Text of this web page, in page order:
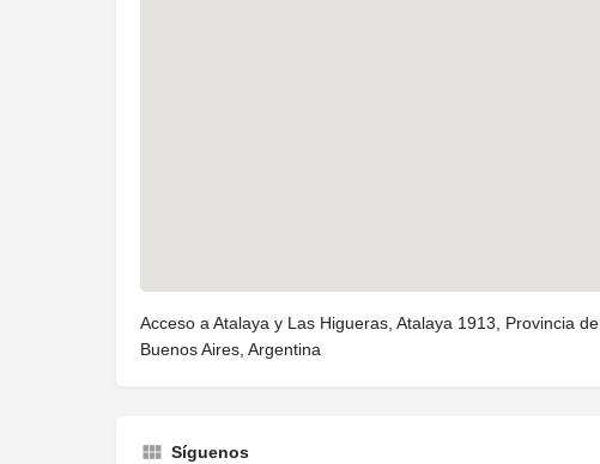
Acceso a Atalaya y Las Higueras, Atalaya 1913, Provincia de
Buenos Aires, Argentina
Síguenos